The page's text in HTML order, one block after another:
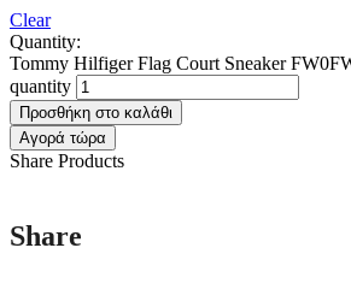
Clear
Quantity:
Tommy Hilfiger Flag Court Sneaker
quantity
Προσθήκη στο καλάθι
Αγορά τώρα
Share Products
Share